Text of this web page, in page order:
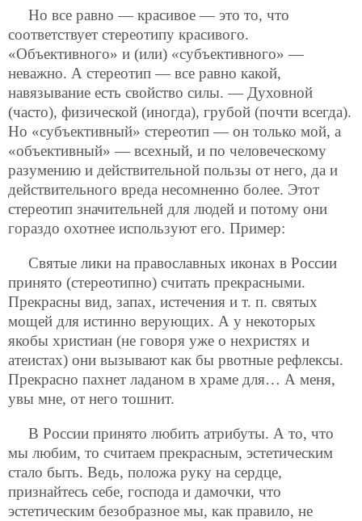
Но все равно — красивое — это то, что
соответствует стереотипу красивого.
«Объективного» и (или) «субъективного» —
неважно. А стереотип — все равно какой,
навязывание есть свойство силы. — Духовной
(часто), физической (иногда), грубой (почти всегда).
Но «субъективный» стереотип — он только мой, а
«объективный» — всехный, и по человеческому
разумению и действительной пользы от него, да и
действительного вреда несомненно более. Этот
стереотип значительней для людей и потому они
гораздо охотнее используют его. Пример:
Святые лики на православных иконах в России
принято (стереотипно) считать прекрасными.
Прекрасны вид, запах, истечения и т. п. святых
мощей для истинно верующих. А у некоторых
якобы христиан (не говоря уже о нехристях и
атеистах) они вызывают как бы рвотные рефлексы.
Прекрасно пахнет ладаном в храме для… А меня,
увы мне, от него тошнит.
В России принято любить атрибуты. А то, что
мы любим, то считаем прекрасным, эстетическим
стало быть. Ведь, положа руку на сердце,
признайтесь себе, господа и дамочки, что
эстетическим безобразное мы, как правило, не